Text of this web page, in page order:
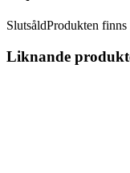
SlutsåldProdukten
Liknande